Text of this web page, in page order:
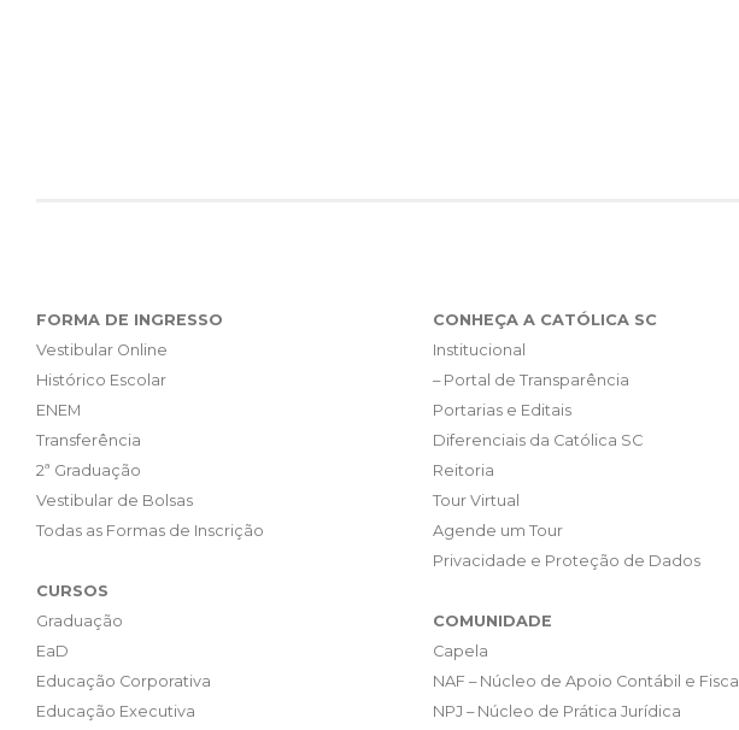
FORMA DE INGRESSO
Vestibular Online
Histórico Escolar
ENEM
Transferência
2ª Graduação
Vestibular de Bolsas
Todas as Formas de Inscrição
CURSOS
Graduação
EaD
Educação Corporativa
Educação Executiva
CONHEÇA A CATÓLICA SC
Institucional
– Portal de Transparência
Portarias e Editais
Diferenciais da Católica SC
Reitoria
Tour Virtual
Agende um Tour
Privacidade e Proteção de Dados
COMUNIDADE
Capela
NAF – Núcleo de Apoio Contábil e Fiscal
NPJ – Núcleo de Prática Jurídica